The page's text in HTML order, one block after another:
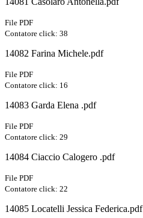
File PDF
Contatore click: 38
14082 Farina Michele.pdf
File PDF
Contatore click: 16
14083 Garda Elena .pdf
File PDF
Contatore click: 29
14084 Ciaccio Calogero .pdf
File PDF
Contatore click: 22
14085 Locatelli Jessica Federica.pdf